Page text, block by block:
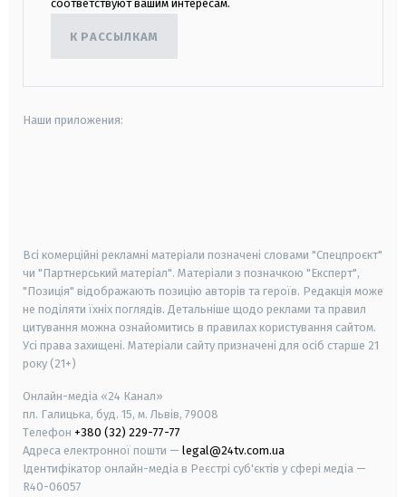
соответствуют вашим интересам.
К РАССЫЛКАМ
Наши приложения:
Всі комерційні рекламні матеріали позначені словами "Спецпроєкт"
чи "Партнерський матеріал". Матеріали з позначкою "Експерт",
"Позиція" відображають позицію авторів та героїв. Редакція може
не поділяти їхніх поглядів. Детальніше щодо реклами та правил
цитування можна ознайомитись в правилах користування сайтом.
Усі права захищені. Матеріали сайту призначені для осіб старше 21
року (21+)
Онлайн-медіа «24 Канал»
пл. Галицька, буд. 15, м. Львів, 79008
Телефон +380 (32) 229-77-77
Адреса електронної пошти — legal@24tv.com.ua
Ідентифікатор онлайн-медіа в Реєстрі суб'єктів у сфері медіа —
R40-06057